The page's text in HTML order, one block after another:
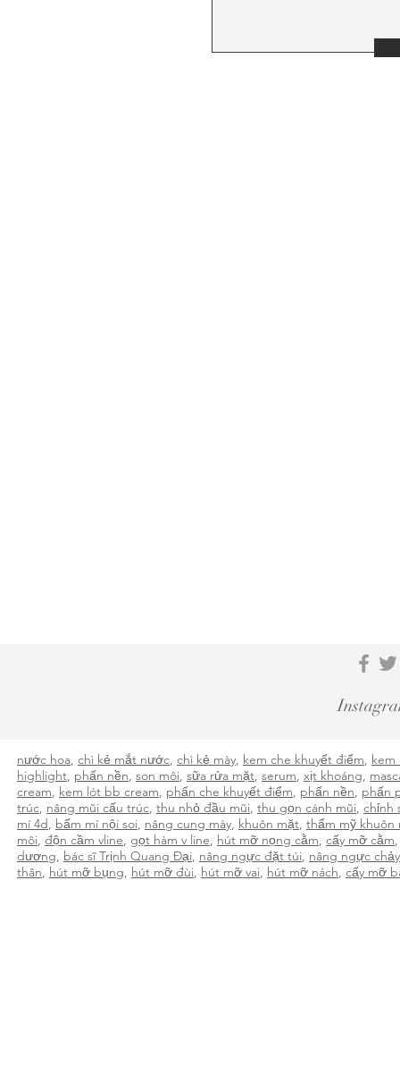
nước hoa, chì kẻ mắt nước, chì kẻ mày, kem che khuyết điểm, kem
highlight, phấn nền, son môi, sữa rửa mặt, serum, xịt khoáng,
cream, kem lót bb cream, phấn che khuyết điểm, phấn nền, phấn
trúc, nâng mũi cấu trúc, thu nhỏ đầu mũi, thu gọn cánh mũi, chỉnh
mí 4d, bấm mí nội soi, nâng cung mày, khuôn mặt, thẩm mỹ khuôn
môi, độn cầm vline, gọt hàm v line, hút mỡ nọng cằm, cấy mỡ cằm
dương, bác sĩ Trịnh Quang Đại, nâng ngực đặt túi, nâng ngực
thân, hút mỡ bụng, hút mỡ đùi, hút mỡ vai, hút mỡ nách, cấy mỡ